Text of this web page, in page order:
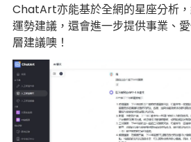
ChatArt亦能基於全網的星座分析
運勢建議，還會進一步提供事業、
層建議噢！